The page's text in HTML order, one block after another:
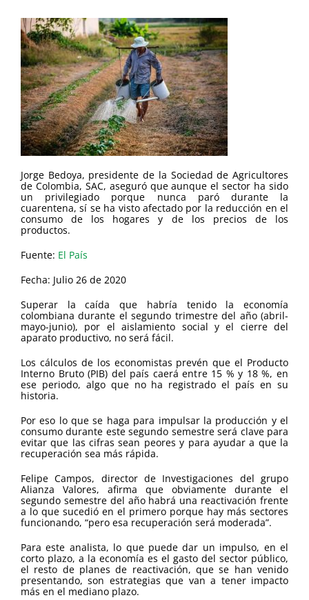
Jorge Bedoya, presidente de la Sociedad de Agricultores
de Colombia, SAC, aseguró que aunque el sector ha sido
un privilegiado porque nunca paró durante la
cuarentena, sí se ha visto afectado por la reducción en el
consumo de los hogares y de los precios de los
productos.
Fuente: El País
Fecha: Julio 26 de 2020
Superar la caída que habría tenido la economía
colombiana durante el segundo trimestre del año (abril-
mayo-junio), por el aislamiento social y el cierre del
aparato productivo, no será fácil.
Los cálculos de los economistas prevén que el Producto
Interno Bruto (PIB) del país caerá entre 15 % y 18 %, en
ese periodo, algo que no ha registrado el país en su
historia.
Por eso lo que se haga para impulsar la producción y el
consumo durante este segundo semestre será clave para
evitar que las cifras sean peores y para ayudar a que la
recuperación sea más rápida.
Felipe Campos, director de Investigaciones del grupo
Alianza Valores, afirma que obviamente durante el
segundo semestre del año habrá una reactivación frente
a lo que sucedió en el primero porque hay más sectores
funcionando, “pero esa recuperación será moderada”.
Para este analista, lo que puede dar un impulso, en el
corto plazo, a la economía es el gasto del sector público,
el resto de planes de reactivación, que se han venido
presentando, son estrategias que van a tener impacto
más en el mediano plazo.